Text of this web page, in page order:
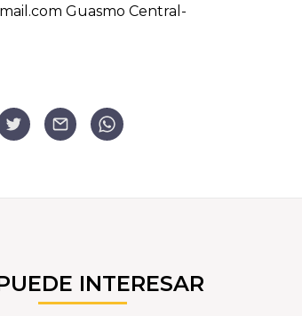
Guasmo Central-
INTERESAR